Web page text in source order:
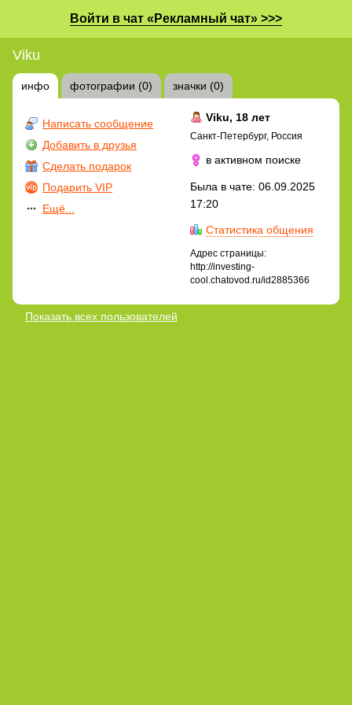
Войти в чат «Рекламный чат» >>>
Viku
инфо фотографии (0) значки (0)
Написать сообщение
Добавить в друзья
Сделать подарок
Подарить VIP
Ещё...
Viku, 18 лет
Санкт-Петербург, Россия
в активном поиске
Была в чате: 06.09.2025
17:20
Статистика общения
Адрес страницы:
http://investing-
cool.chatovod.ru/id2885366
Показать всех пользователей